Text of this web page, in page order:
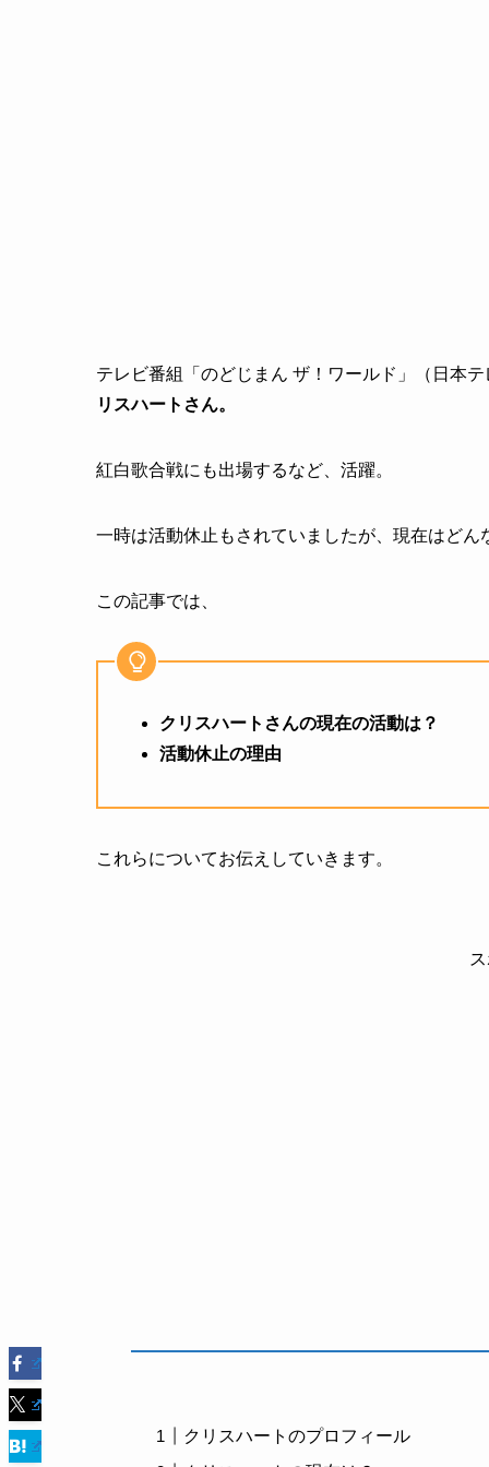
テレビ番組「のどじまん ザ！ワールド」（日本
リスハートさん。
紅白歌合戦にも出場するなど、活躍。
一時は活動休止もされていましたが、現在はど
この記事では、
クリスハートさんの現在の活動は？
活動休止の理由
これらについてお伝えしていきます。
クリスハートのプロフィール